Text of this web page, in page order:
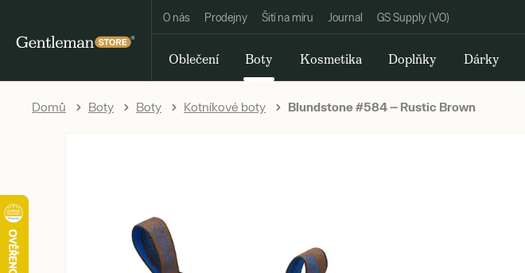
O nás Prodejny Šití na míru Journal GS Supply (VO)
Oblečení Boty Kosmetika Doplňky Dárky
Domů Boty Boty Kotníkové boty Blundstone #584 — Rustic Brown